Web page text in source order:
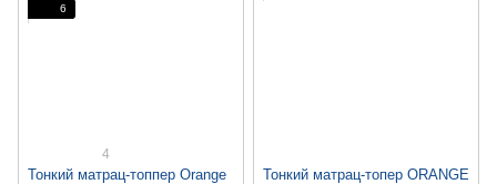
6
4
Тонкий матрац-топпер Orange
Тонкий матрац-топер ORANGE